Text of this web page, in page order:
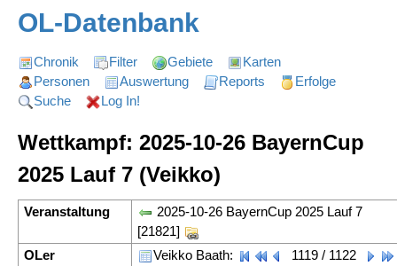
OL-Datenbank
Chronik Filter Gebiete
Karten
Personen
Auswertung Reports
Erfolge
Suche
Log In!
Wettkampf: 2025-10-26 BayernCup
2025 Lauf 7 (Veikko)
Veranstaltung
2025-10-26 BayernCup 2025 Lauf 7
[21821]
OLer
Veikko Baath:
1119 / 1122